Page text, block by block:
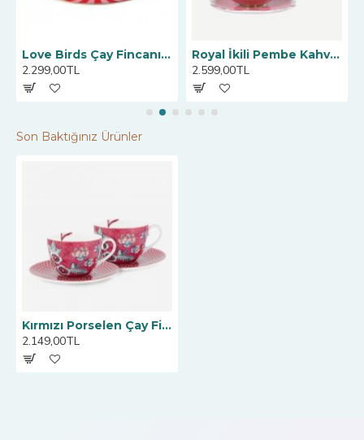
Love Birds Çay Fincanı, Kırmızı / Pembe 200 ML
2.299,00TL
Royal İkili Pembe Kahve Fincanı 125 ml
2.599,00TL
Son Baktığınız Ürünler
Kırmızı Porselen Çay Fincan Seti 280 ml
2.149,00TL